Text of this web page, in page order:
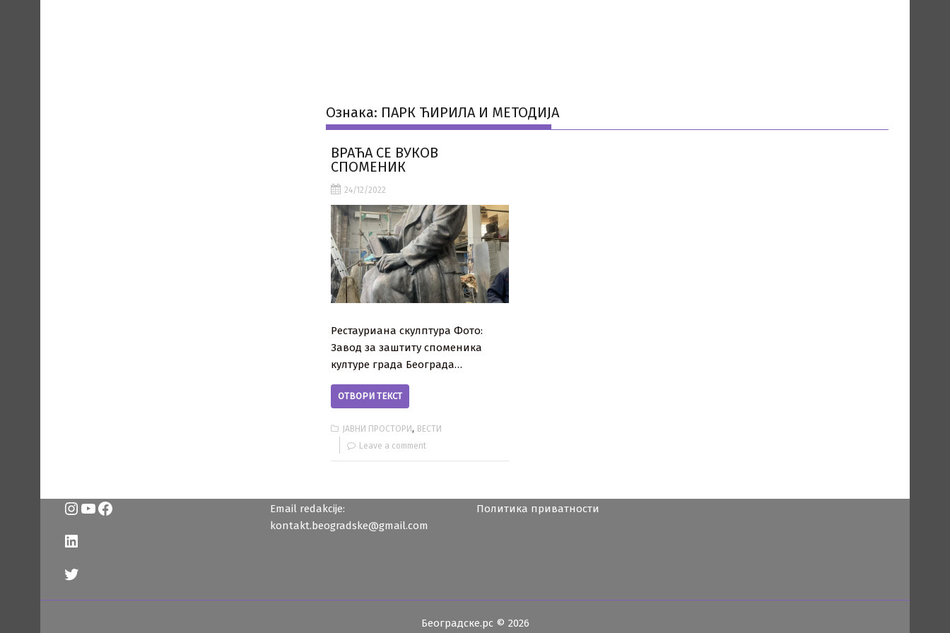
Ознака: ПАРК ЋИРИЛА И МЕТОДИЈА
ВРАЋА СЕ ВУКОВ
СПОМЕНИК
24/12/2022
Рестауриана скулптура Фото:
Завод за заштиту споменика
културе града Београда…
ОТВОРИ ТЕКСТ
ЈАВНИ ПРОСТОРИ, ВЕСТИ
Leave a comment
Instagram
YouTube
Facebook
LinkedIn
Twitter
Email redakcije:
kontakt.beogradske@gmail.com
Политика приватности
Београдске.рс © 2026